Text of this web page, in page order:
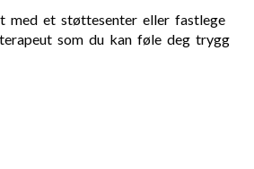
et støttesenter eller fastlege
som du kan føle deg trygg